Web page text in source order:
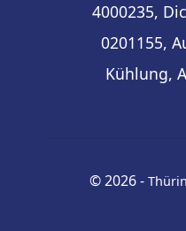
4000235,
0201155,
Kühlung,
© 2026 -